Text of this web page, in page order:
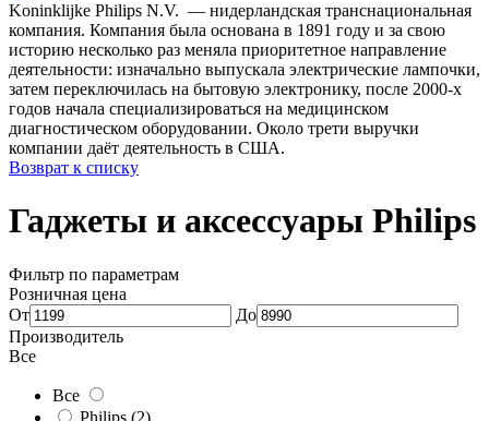
Koninklijke Philips N.V. — нидерландская транснациональная
компания. Компания была основана в 1891 году и за свою
историю несколько раз меняла приоритетное направление
деятельности: изначально выпускала электрические лампочки,
затем переключилась на бытовую электронику, после 2000-х
годов начала специализироваться на медицинском
диагностическом оборудовании. Около трети выручки
компании даёт деятельность в США.
Возврат к списку
Гаджеты и аксессуары Philips
Фильтр по параметрам
Розничная цена
От
До
Производитель
Все
Все
Philips (2)